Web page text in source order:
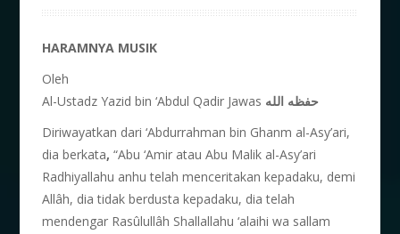
HARAMNYA MUSIK
Oleh
Al-Ustadz Yazid bin ‘Abdul Qadir Jawas حفظه الله
Diriwayatkan dari ‘Abdurrahman bin Ghanm al-Asy’ari,
dia berkata, “Abu ‘Amir atau Abu Malik al-Asy’ari
Radhiyallahu anhu telah menceritakan kepadaku, demi
Allâh, dia tidak berdusta kepadaku, dia telah
mendengar Rasûlullâh Shallallahu ‘alaihi wa sallam